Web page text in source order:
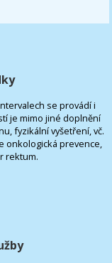
se provádí i
je mimo jiné doplnění
fyzikální vyšetření, vč.
onkologická prevence,
rektum.